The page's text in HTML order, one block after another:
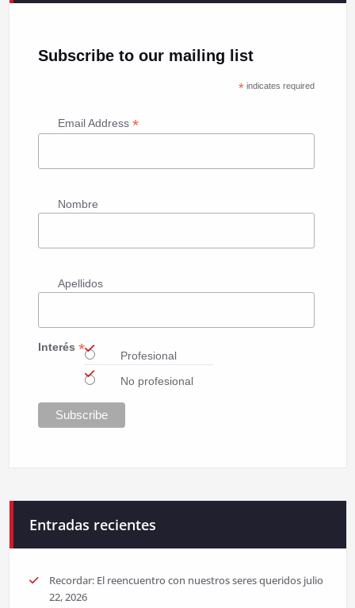
Subscribe to our mailing list
*indicates required
Email Address *
Nombre
Apellidos
Interés *
Profesional
No profesional
Entradas recientes
Recordar: El reencuentro con nuestros seres queridos julio
22, 2026